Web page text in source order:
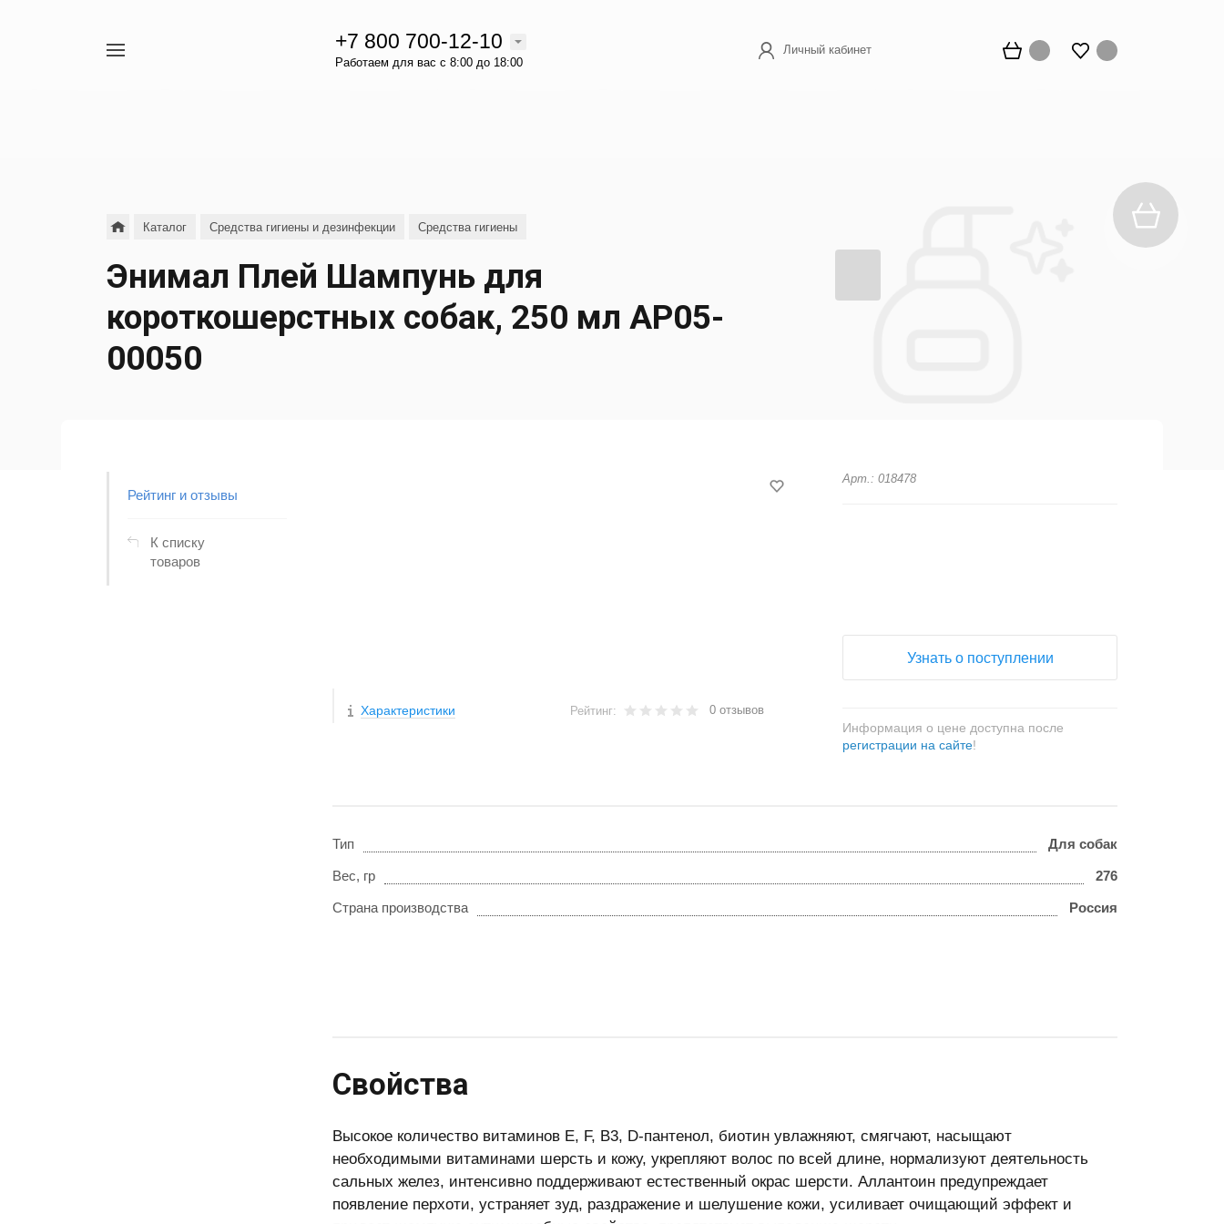
+7 800 700-12-10
Работаем для вас с 8:00 до 18:00
Личный кабинет
Каталог Средства гигиены и дезинфекции Средства гигиены
Энимал Плей Шампунь для
короткошерстных собак, 250 мл АР05-
00050
Рейтинг и отзывы
К списку
товаров
Характеристики Рейтинг: 0 отзывов
Арт.: 018478
Узнать о поступлении
Информация о цене доступна после
регистрации на сайте!
Тип Для собак
Вес, гр 276
Страна производства Россия
Свойства
Высокое количество витаминов E, F, B3, D-пантенол, биотин увлажняют, смягчают, насыщают
необходимыми витаминами шерсть и кожу, укрепляют волос по всей длине, нормализуют деятельность
сальных желез, интенсивно поддерживают естественный окрас шерсти. Аллантоин предупреждает
появление перхоти, устраняет зуд, раздражение и шелушение кожи, усиливает очищающий эффект и